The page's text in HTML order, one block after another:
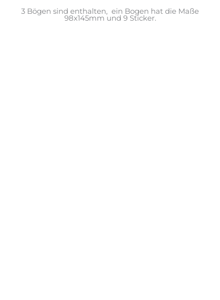
3 Bögen sind enthalten, ein Bogen hat die Maße
98x145mm und 9 Sticker.